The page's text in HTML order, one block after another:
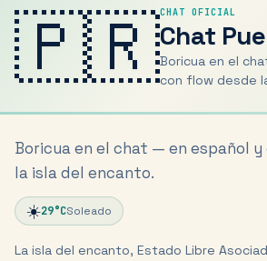
🇵🇷CHAT OFICIAL
Chat
Boricua en el
con flow desde
Boricua en el chat — en español
la isla del encanto.
☀️29°CSoleado
La isla del encanto, Estado Libre